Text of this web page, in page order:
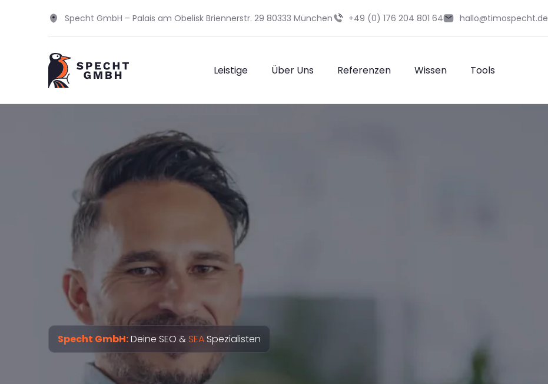
Specht GmbH – Palais am Obelisk Briennerstr. 29 80333 München +49 (0) 176 204 801 64 hallo@timospecht.de
Leistige Über Uns Referenzen Wissen Tools
Specht GmbH:Deine SEO & SEA Spezialisten